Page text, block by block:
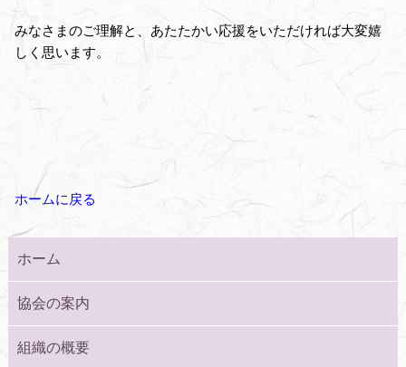
みなさまのご理解と、あたたかい応援をいただければ大変嬉
しく思います。
ホームに戻る
ホーム
協会の案内
組織の概要